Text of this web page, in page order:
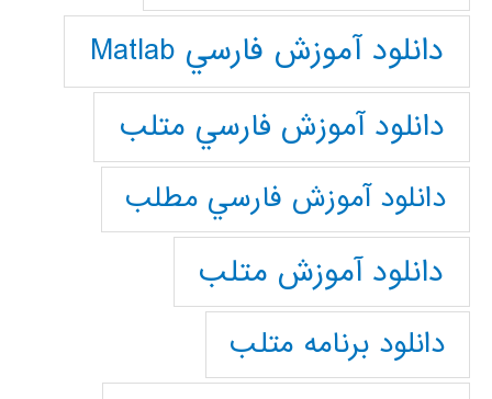
دانلود آموزش فارسي Matlab
دانلود آموزش فارسي متلب
دانلود آموزش فارسي مطلب
دانلود آموزش متلب
دانلود برنامه متلب